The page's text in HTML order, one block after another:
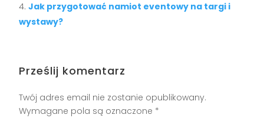
Jak przygotować namiot eventowy na targi i
wystawy?
Prześlij komentarz
Twój adres email nie zostanie opublikowany.
Wymagane pola są oznaczone *